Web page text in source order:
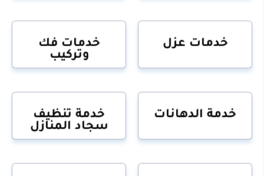
خدمات عزل
خدمات فك
وتركيب
خدمة الدهانات
خدمة تنظيف
سجاد المنازل